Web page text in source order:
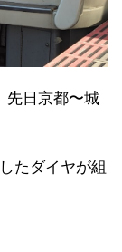
先日京都〜城
たダイヤが組